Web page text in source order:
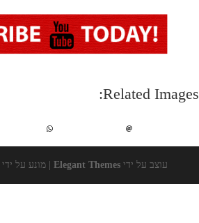
Related Images
:
עוצב על ידי Elegant Themes
| מונע על ידי